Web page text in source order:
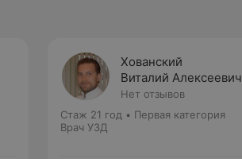
Хованский
Виталий Алексеевич
Нет отзывов
Стаж 21 год • Первая категория
Врач УЗД